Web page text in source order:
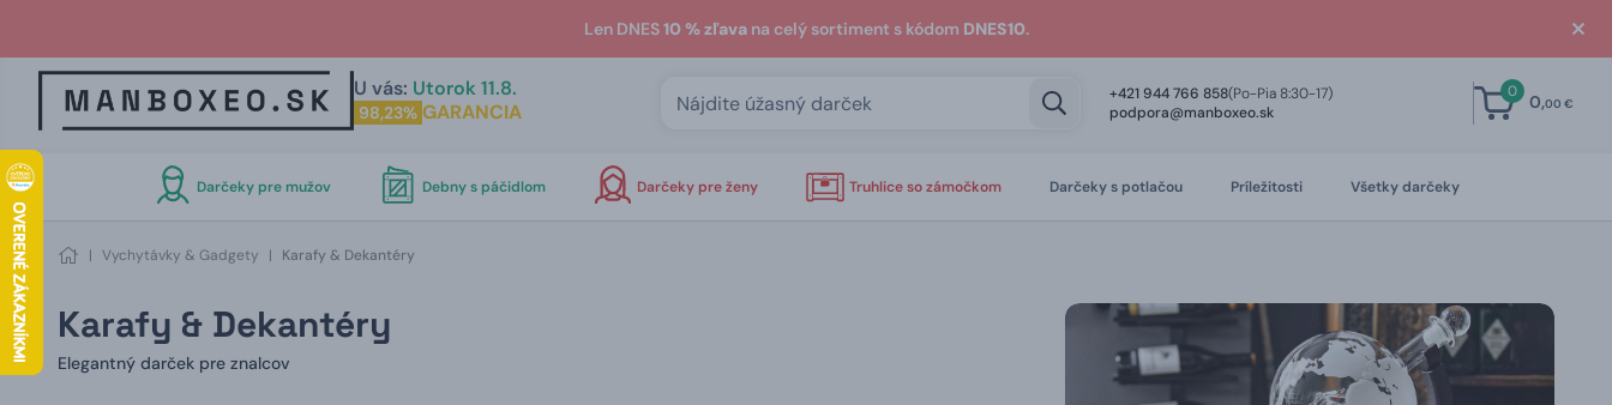
Len DNES10 % zľavana celý sortiment s kódom DNES10.
U vás: Utorok 11.8.
98,23% GARANCIA
+421 944 766 858(Po-Pia 8:30-17)
podpora@manboxeo.sk
0 0,00 €
Darčeky pre mužov Debny s páčidlom Darčeky pre ženy Truhlice so zámočkom Darčeky s potlačou Príležitosti Všetky darčeky
| Vychytávky & Gadgety | Karafy & Dekantéry
Karafy & Dekantéry
Elegantný darček pre znalcov